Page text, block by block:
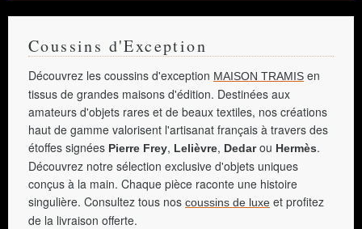
Coussins d'Exception
Découvrez les coussins d'exception MAISON TRAMIS en
tissus de grandes maisons d'édition. Destinées aux
amateurs d'objets rares et de beaux textiles, nos créations
haut de gamme valorisent l'artisanat français à travers des
étoffes signées Pierre Frey, Lelièvre, Dedarou Hermès.
Découvrez notre sélection exclusive d'objets uniques
conçus à la main. Chaque pièce raconte une histoire
singulière. Consultez tous nos coussins de luxe et profitez
de la livraison offerte.